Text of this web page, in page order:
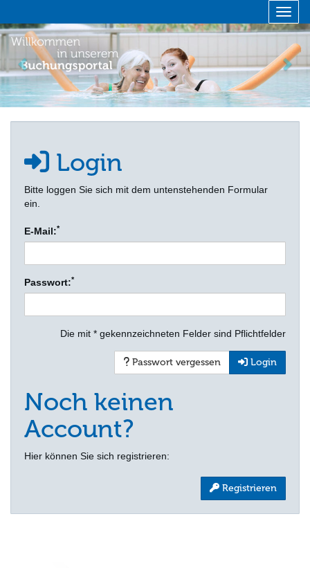
zurück
Login
Bitte loggen Sie sich mit dem untenstehenden Formular
ein.
E-Mail:*
Passwort:*
Die mit * gekennzeichneten Felder sind Pflichtfelder
Passwort vergessen Login
Noch keinen
Account?
Hier können Sie sich registrieren:
Registrieren